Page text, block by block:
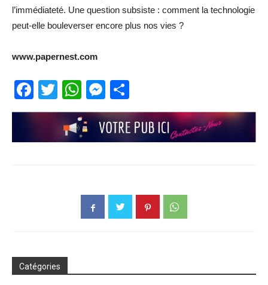
l’immédiateté. Une question subsiste : comment la technologie
peut-elle bouleverser encore plus nos vies ?
www.papernest.com
Facebook
TwitterWhatsApp
Messenger
Catégories